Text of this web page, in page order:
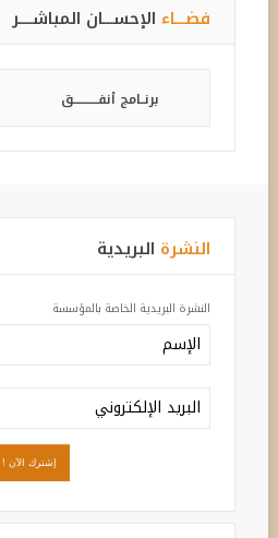
فضـــاء الإحســـان المباشــــر
برنــامج أنفـــــــــــق
النشرة البريدية
النشرة البريدية الخاصة بالمؤسسة